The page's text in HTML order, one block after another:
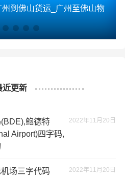
到佛山货运_广州至佛山物
近更新
2022年11月20日
鲍德特
Airport)四字码,
2022年11月20日
场三字代码